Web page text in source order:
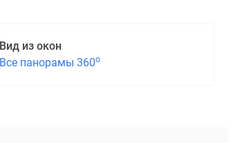
Вид из окон
Все панорамы 360о